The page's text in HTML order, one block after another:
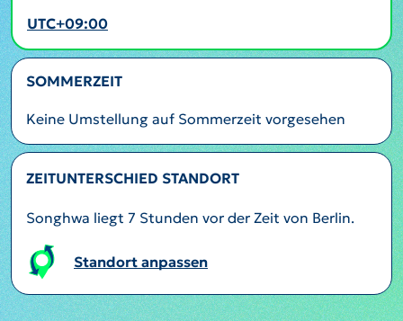
UTC+09:00
SOMMERZEIT
Keine Umstellung auf Sommerzeit vorgesehen
ZEITUNTERSCHIED STANDORT
Songhwa liegt 7 Stunden vor der Zeit von Berlin.
Standort anpassen